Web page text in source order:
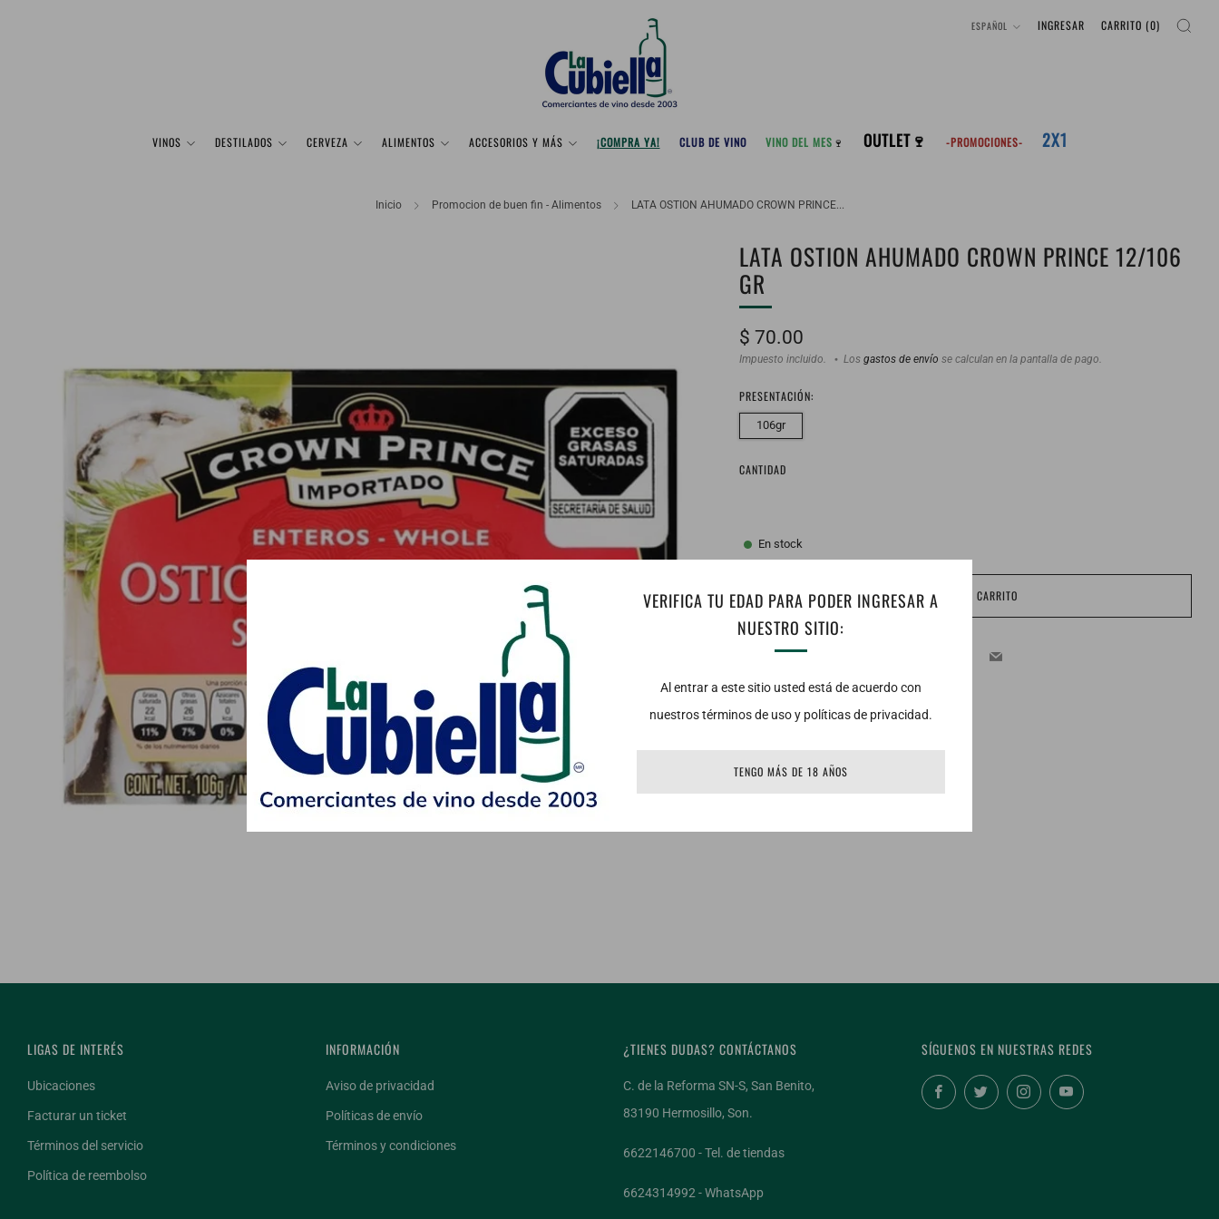
VERIFICA TU EDAD PARA PODER INGRESAR A
NUESTRO SITIO:
Al entrar a este sitio usted está de acuerdo con
nuestros términos de uso y políticas de privacidad.
TENGO MÁS DE 18 AÑOS
VINOS DESTILADOS CERVEZA ALIMENTOS ACCESORIOS Y MÁS ¡COMPRA YA! CLUB DE VINO VINO DEL MES 🍷 OUTLET🍷 -PROMOCIONES- 2X1
IDIOMA
ESPAÑOL INGRESAR CARRITO (0)
Inicio Promocion de buen fin - Alimentos LATA OSTION AHUMADO CROWN PRINCE...
LATA OSTION AHUMADO CROWN PRINCE 12/106
GR
Precio
habitual
$ 70.00
Impuesto incluido. Losgastos de envío se calculan en la pantalla de pago.
PRESENTACIÓN:
106gr
CANTIDAD
En stock
AGREGAR AL CARRITO
Facebook
TwitterEmail
LIGAS DE INTERÉS
Ubicaciones
Facturar un ticket
Términos del servicio
Política de reembolso
INFORMACIÓN
Aviso de privacidad
Políticas de envío
Términos y condiciones
¿TIENES DUDAS? CONTÁCTANOS
C. de la Reforma SN-S, San Benito,
83190 Hermosillo, Son.
6622146700 - Tel. de tiendas
6624314992 - WhatsApp
SÍGUENOS EN NUESTRAS REDES
FacebookTwitterInstagramYouTube